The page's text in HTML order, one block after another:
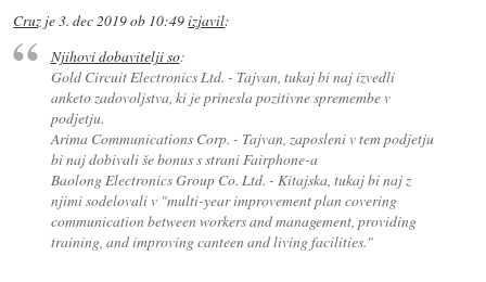
Cruz je3. dec 2019 ob 10:49izjavil:
Njihovi dobavitelji so:
Gold Circuit Electronics Ltd. - Tajvan, tukaj bi naj izvedli
anketo zadovoljstva, ki je prinesla pozitivne spremembe v
podjetju.
Arima Communications Corp. - Tajvan, zaposleni v tem podjetju
bi naj dobivali še bonus s strani Fairphone-a
Baolong Electronics Group Co. Ltd. - Kitajska, tukaj bi naj z
njimi sodelovali v "multi-year improvement plan covering
communication between workers and management, providing
training, and improving canteen and living facilities."